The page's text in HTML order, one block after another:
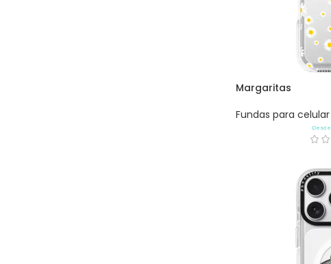
Margaritas
Fundas para celular
Desde